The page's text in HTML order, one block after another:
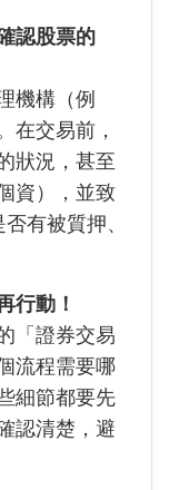
認股票的
機構（例
在交易前，
狀況，甚至
資），並致
有被質押、
行動！
「證券交易
流程需要哪
細節都要先
認清楚，避